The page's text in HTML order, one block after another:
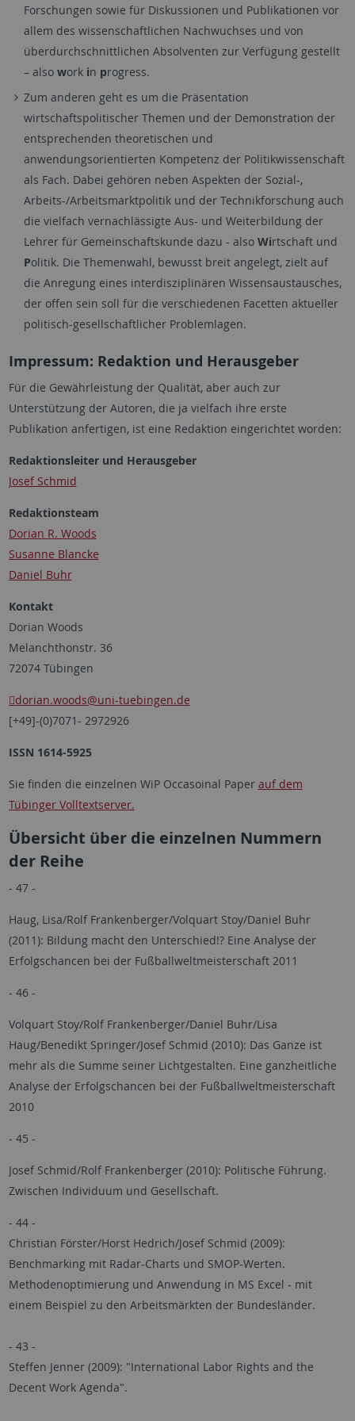
Forschungen sowie für Diskussionen und Publikationen vor
allem des wissenschaftlichen Nachwuchses und von
überdurchschnittlichen Absolventen zur Verfügung gestellt
– alsowork in progress.
Zum anderen geht es um die Präsentation
wirtschaftspolitischer Themen und der Demonstration der
entsprechenden theoretischen und
anwendungsorientierten Kompetenz der Politikwissenschaft
als Fach. Dabei gehören neben Aspekten der Sozial-,
Arbeits-/Arbeitsmarktpolitik und der Technikforschung auch
die vielfach vernachlässigte Aus- und Weiterbildung der
Lehrer für Gemeinschaftskunde dazu - alsoWirtschaft und
Politik. Die Themenwahl, bewusst breit angelegt, zielt auf
die Anregung eines interdisziplinären Wissensaustausches,
der offen sein soll für die verschiedenen Facetten aktueller
politisch-gesellschaftlicher Problemlagen.
Impressum: Redaktion und Herausgeber
Für die Gewährleistung der Qualität, aber auch zur
Unterstützung der Autoren, die ja vielfach ihre erste
Publikation anfertigen, ist eine Redaktion eingerichtet worden:
Redaktionsleiter und Herausgeber
Josef Schmid
Redaktionsteam
Dorian R. Woods
Susanne Blancke
Daniel Buhr
Kontakt
Dorian Woods
Melanchthonstr. 36
72074 Tübingen
dorian.woods@uni-tuebingen.de
[+49]-(0)7071- 2972926
ISSN 1614-5925
Sie finden die einzelnen WiP Occasoinal Paper auf dem
Tübinger Volltextserver.
Übersicht über die einzelnen Nummern
der Reihe
- 47 -
Haug, Lisa/Rolf Frankenberger/Volquart Stoy/Daniel Buhr
(2011): Bildung macht den Unterschied!? Eine Analyse der
Erfolgschancen bei der Fußballweltmeisterschaft 2011
- 46 -
Volquart Stoy/Rolf Frankenberger/Daniel Buhr/Lisa
Haug/Benedikt Springer/Josef Schmid (2010): Das Ganze ist
mehr als die Summe seiner Lichtgestalten. Eine ganzheitliche
Analyse der Erfolgschancen bei der Fußballweltmeisterschaft
2010
- 45 -
Josef Schmid/Rolf Frankenberger (2010): Politische Führung.
Zwischen Individuum und Gesellschaft.
- 44 -
Christian Förster/Horst Hedrich/Josef Schmid (2009):
Benchmarking mit Radar-Charts und SMOP-Werten.
Methodenoptimierung und Anwendung in MS Excel - mit
einem Beispiel zu den Arbeitsmärkten der Bundesländer.
- 43 -
Steffen Jenner (2009): "International Labor Rights and the
Decent Work Agenda".